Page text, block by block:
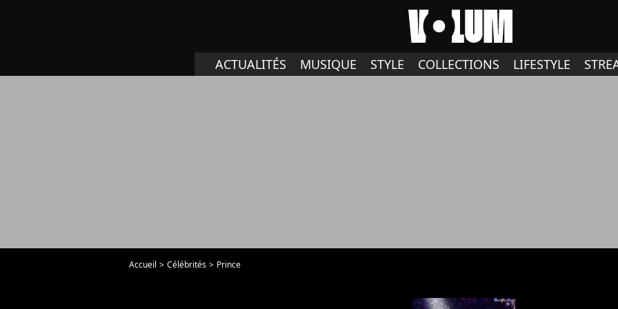
ACTUALITÉS MUSIQUE STYLE COLLECTIONS LIFESTYLE
Accueil Célébrités Prince